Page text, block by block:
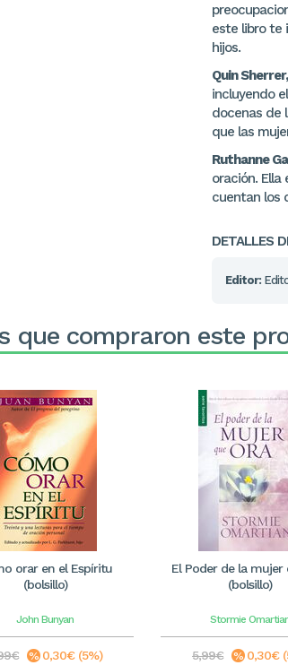
este libro te
hijos.
Quin Sherrer,
incluyendo
docenas de
que las
Ruthanne
oración. Ella
cuentan los
DETALLES
Editor:
que compraron este
orar en el Espíritu
(bolsillo)
John Bunyan
0,30€ (5%)
El Poder de la mujer
(bolsillo)
Stormie
5,99€ 0,30€